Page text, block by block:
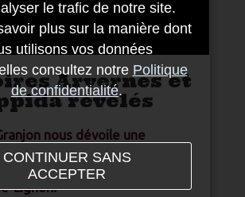
le trafic de notre site.
plus sur la manière dont
utilisons vos données
consultez notre Politique
de confidentialité.
CONTINUER SANS
ACCEPTER
Arvernes et
révélés
nous dévoile une
réaliste du véritable
de Gergovie à Saint-
Lignon.